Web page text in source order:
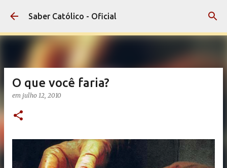
Pular para o conteúdo principal
Saber Católico - Oficial
O que você faria?
em julho 12, 2010